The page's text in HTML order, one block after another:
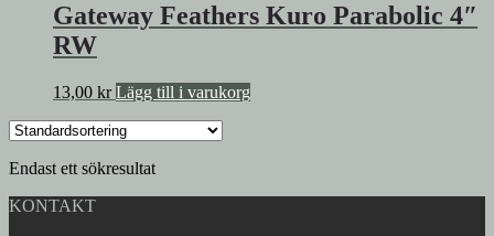
Gateway Feathers Kuro Parabolic 4″
RW
13,00 kr Lägg till i varukorg
Endast ett sökresultat
KONTAKT